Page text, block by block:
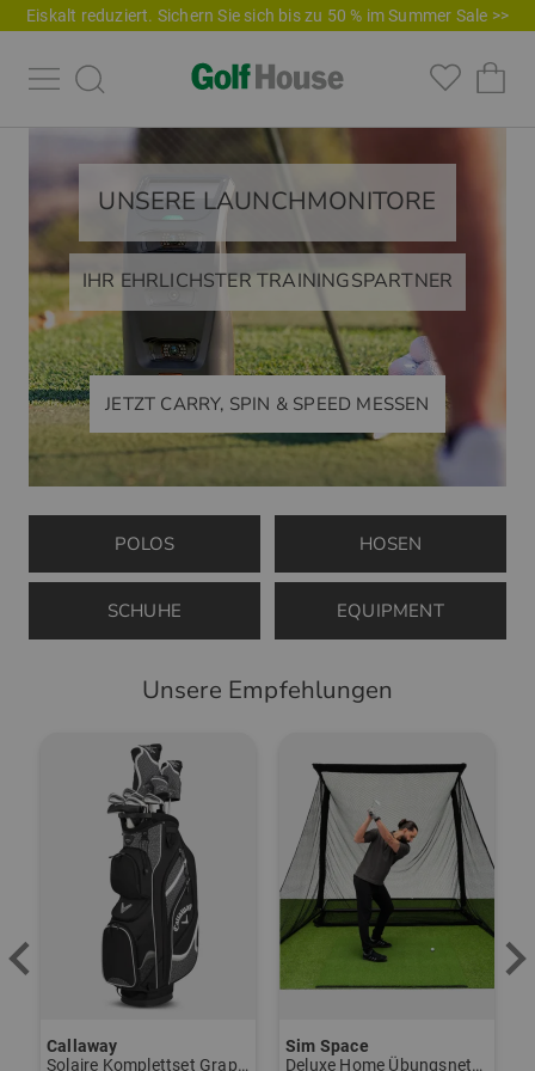
Eiskalt reduziert. Sichern Sie sich bis zu 50 % im Summer Sale >>
UNSERE LAUNCHMONITORE
IHR EHRLICHSTER TRAININGSPARTNER
JETZT CARRY, SPIN & SPEED MESSEN
POLOS HOSEN
SCHUHE EQUIPMENT
Unsere Empfehlungen
Sim Space
Deluxe Home Übungsnetz schwarz
Kenton
Scout Trolley schwarz